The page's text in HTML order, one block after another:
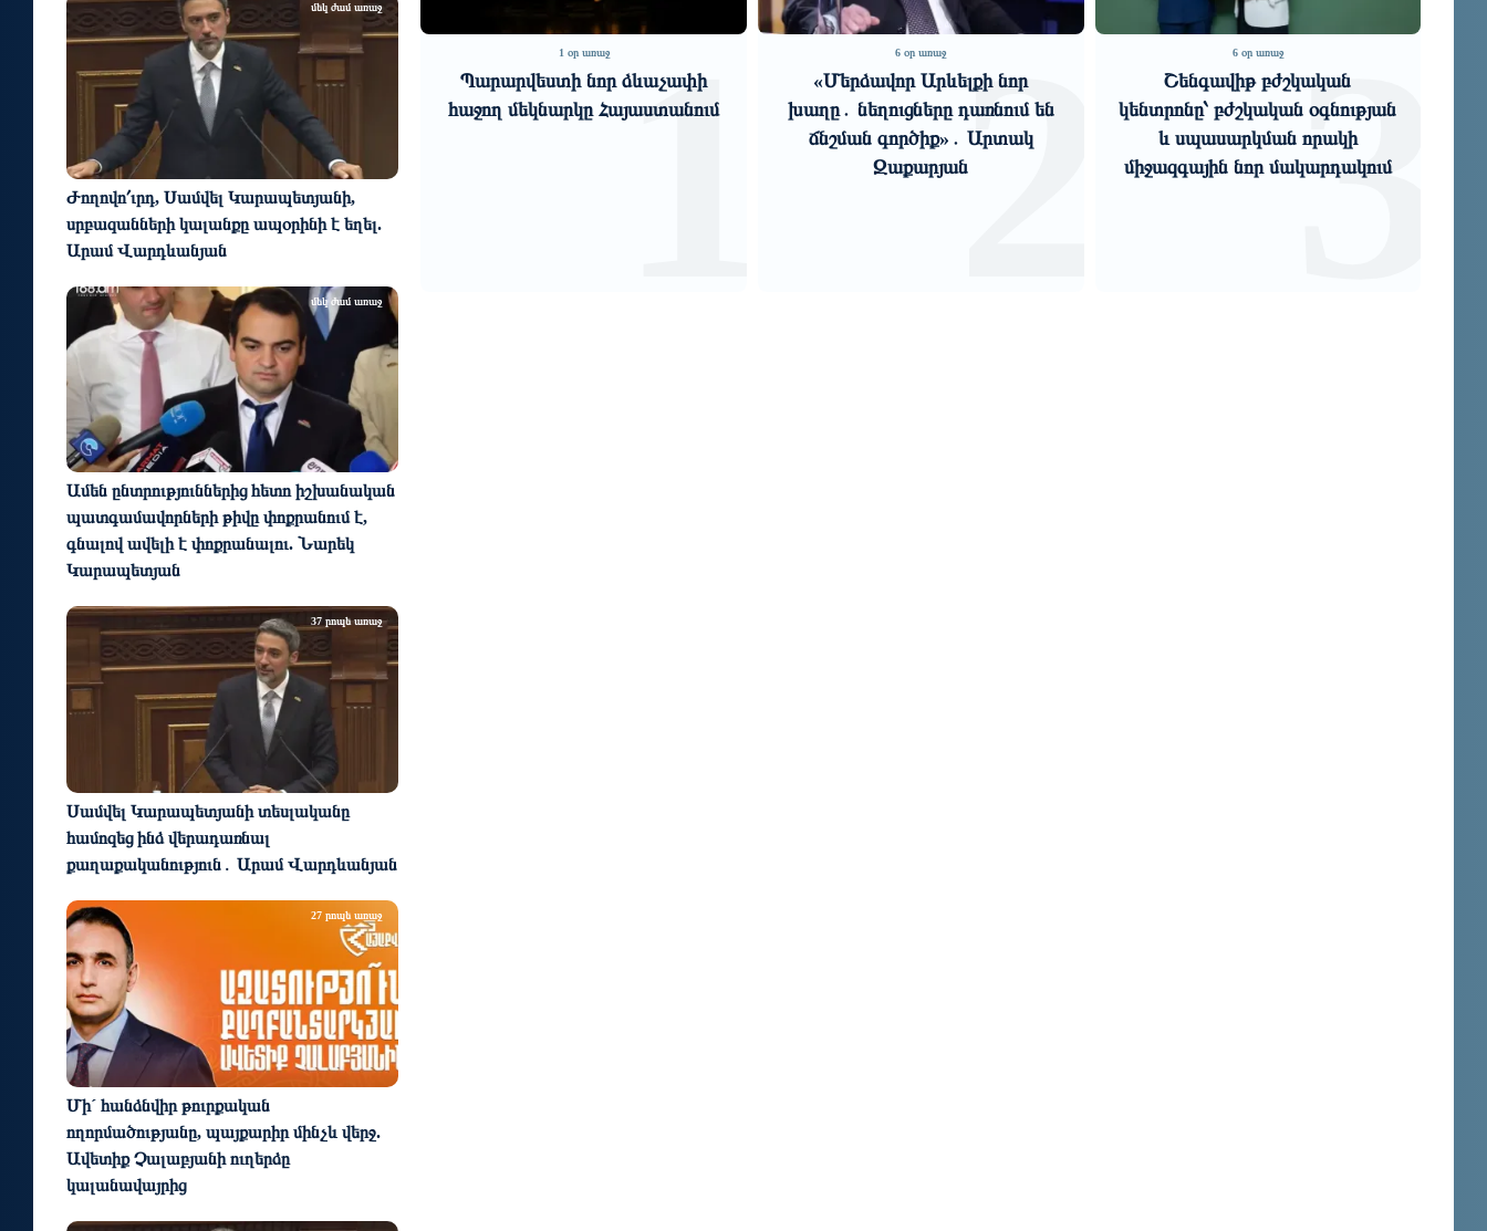
Ժողովո՛ւրդ, Սամվել Կարապետյանի,
սրբազանների կալանքը ապօրինի է եղել.
Արամ Վարդևանյան
մեկ ժամ առաջ
Ամեն ընտրություններից հետո իշխանական
պատգամավորների թիվը փոքրանում է,
գնալով ավելի է փոքրանալու. Նարեկ
Կարապետյան
մեկ ժամ առաջ
Սամվել Կարապետյանի տեսլականը
համոզեց ինձ վերադառնալ
քաղաքականություն․ Արամ Վարդևանյան
37 րոպե առաջ
Մի´ հանձնվիր թուրքական
ողորմածությանը, պայքարիր մինչև վերջ.
Ավետիք Չալաբյանի ուղերձը
կալանավայրից
27 րոպե առաջ
գործ.
և
տեխնոլոգիաների
գործակցելու մեծ
ունեն. տ...
1 օր առաջ
Պարարվեստի նոր ձևաչափի
հաջող մեկնարկը Հայաստանում
1
«Մերձավոր Արևելքի նոր
խաղը․ նեղուցները դառնում են
ճնշման գործիք»․ Արտակ2
Շենգավիթ բժշկական
կենտրոնը՝ բժշկական օգնության
և սպասարկման որակի
միջազգային նոր մակարդակում
3
Հիմնարար
խորացող